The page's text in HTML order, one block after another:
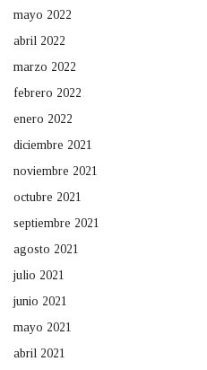
mayo 2022
abril 2022
marzo 2022
febrero 2022
enero 2022
diciembre 2021
noviembre 2021
octubre 2021
septiembre 2021
agosto 2021
julio 2021
junio 2021
mayo 2021
abril 2021